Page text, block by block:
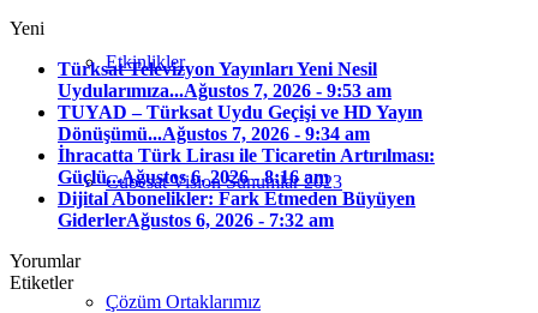
Etkinlikler
Cubesat Vision Sunumlar 2023
Çözüm Ortaklarımız
Yeni
Türksat Televizyon Yayınları Yeni Nesil
Uydularımıza...Ağustos 7, 2026 - 9:53 am
TUYAD – Türksat Uydu Geçişi ve HD Yayın
Dönüşümü...Ağustos 7, 2026 - 9:34 am
İhracatta Türk Lirası ile Ticaretin Artırılması:
Güçlü...Ağustos 6, 2026 - 8:16 am
Dijital Abonelikler: Fark Etmeden Büyüyen
GiderlerAğustos 6, 2026 - 7:32 am
Yorumlar
Etiketler